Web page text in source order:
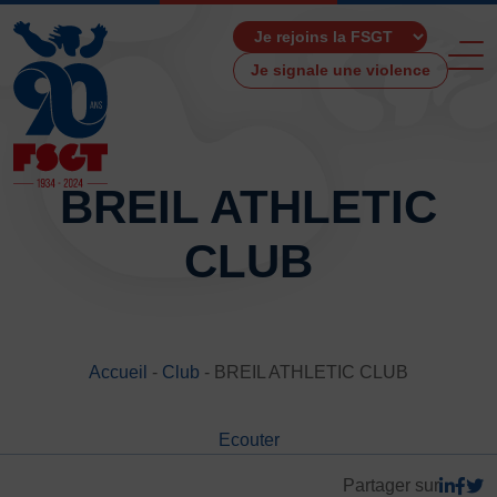
Je signale une violence
Les Boutiques F.S.G.T
BREIL ATHLETIC
CLUB
Accueil - Club - BREIL ATHLETIC CLUB
Ecouter
Partager sur